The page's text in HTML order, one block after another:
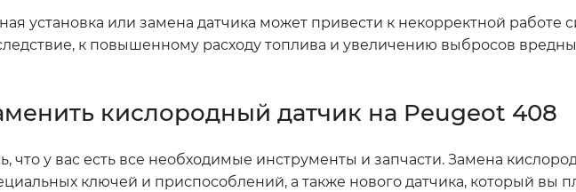
установка или замена датчика может привести к некорректной работе
к повышенному расходу топлива и увеличению выбросов
кислородный датчик на Peugeot 408
что у вас есть все необходимые инструменты и запчасти. Замена
ключей и приспособлений, а также нового датчика, который вы